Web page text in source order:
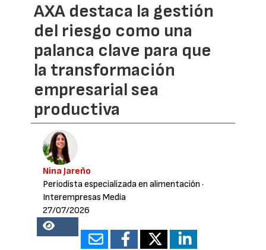
AXA destaca la gestión
del riesgo como una
palanca clave para que
la transformación
empresarial sea
productiva
Nina Jareño
Periodista especializada en alimentación ·
Interempresas Media
27/07/2026
15816